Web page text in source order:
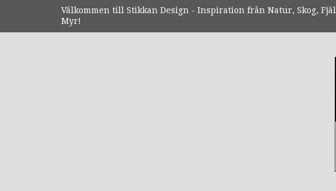
Välkommen till Stikkan Design - Inspiration från Natur, Skog,
Myr!